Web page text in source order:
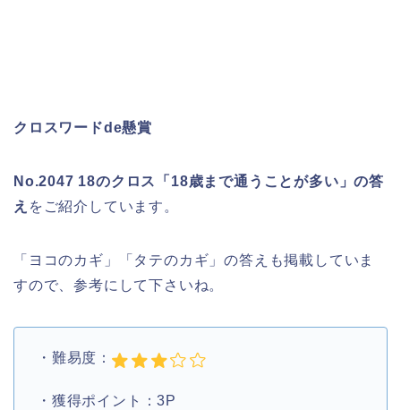
クロスワードde懸賞
No.2047 18のクロス「18歳まで通うことが多い」の答
え をご紹介しています。
「ヨコのカギ」「タテのカギ」の答えも掲載していま
すので、参考にして下さいね。
・難易度：
・獲得ポイント：3P